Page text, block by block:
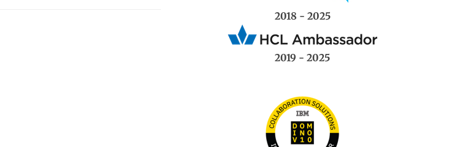
2018 - 2025
2019 - 2025